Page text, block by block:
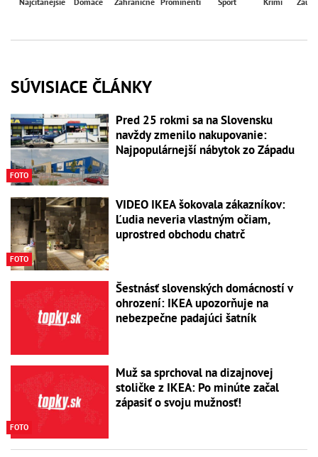
SÚVISIACE ČLÁNKY
FOTO
Pred 25 rokmi sa na Slovensku
navždy zmenilo nakupovanie:
Najpopulárnejší nábytok zo Západu
FOTO
VIDEO IKEA šokovala zákazníkov:
Ľudia neveria vlastným očiam,
uprostred obchodu chatrč
Šestnásť slovenských domácností v
ohrození: IKEA upozorňuje na
nebezpečne padajúci šatník
FOTO
Muž sa sprchoval na dizajnovej
stoličke z IKEA: Po minúte začal
zápasiť o svoju mužnosť!